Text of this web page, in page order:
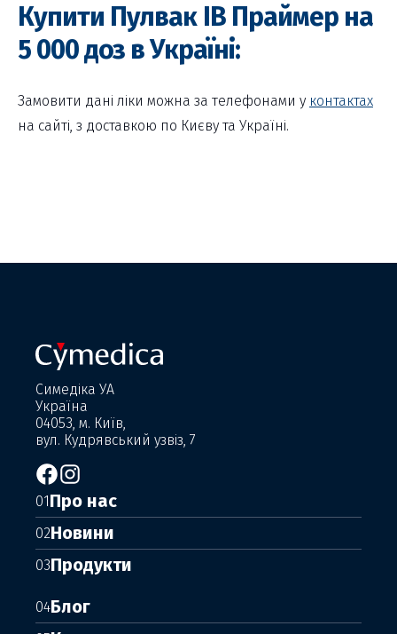
Купити Пулвак ІВ Праймер на
5 000 доз в Україні:
Замовити дані ліки можна за телефонами у контактах
на сайті, з доставкою по Києву та Україні.
Симедіка УА
Україна
04053, м. Київ,
вул. Кудрявський узвіз, 7
01Про нас
02Новини
03Продукти
04Блог